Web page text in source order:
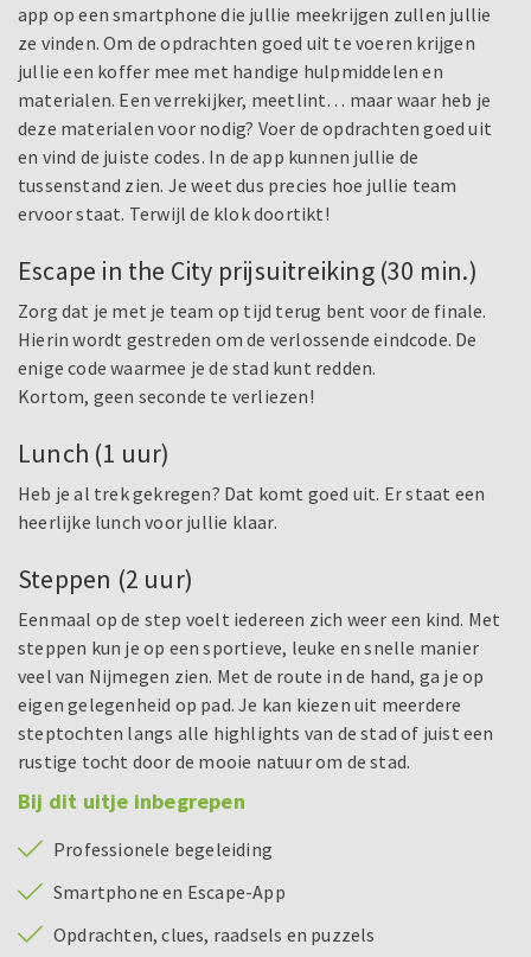
app op een smartphone die jullie meekrijgen zullen jullie
ze vinden. Om de opdrachten goed uit te voeren krijgen
jullie een koffer mee met handige hulpmiddelen en
materialen. Een verrekijker, meetlint… maar waar heb je
deze materialen voor nodig? Voer de opdrachten goed uit
en vind de juiste codes. In de app kunnen jullie de
tussenstand zien. Je weet dus precies hoe jullie team
ervoor staat. Terwijl de klok doortikt!
Escape in the City prijsuitreiking (30 min.)
Zorg dat je met je team op tijd terug bent voor de finale.
Hierin wordt gestreden om de verlossende eindcode. De
enige code waarmee je de stad kunt redden.
Kortom, geen seconde te verliezen!
Lunch (1 uur)
Heb je al trek gekregen? Dat komt goed uit. Er staat een
heerlijke lunch voor jullie klaar.
Steppen (2 uur)
Eenmaal op de step voelt iedereen zich weer een kind. Met
steppen kun je op een sportieve, leuke en snelle manier
veel van Nijmegen zien. Met de route in de hand, ga je op
eigen gelegenheid op pad. Je kan kiezen uit meerdere
steptochten langs alle highlights van de stad of juist een
rustige tocht door de mooie natuur om de stad.
Bij dit uitje inbegrepen
Professionele begeleiding
Smartphone en Escape-App
Opdrachten, clues, raadsels en puzzels